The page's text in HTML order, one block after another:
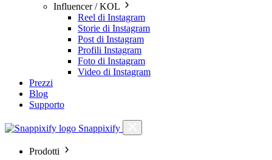
Influencer / KOL
Reel di Instagram
Storie di Instagram
Post di Instagram
Profili Instagram
Foto di Instagram
Video di Instagram
Prezzi
Blog
Supporto
Snappixify
Prodotti